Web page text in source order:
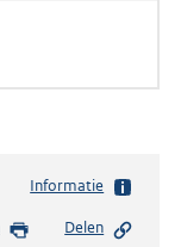
Informatie
Delen